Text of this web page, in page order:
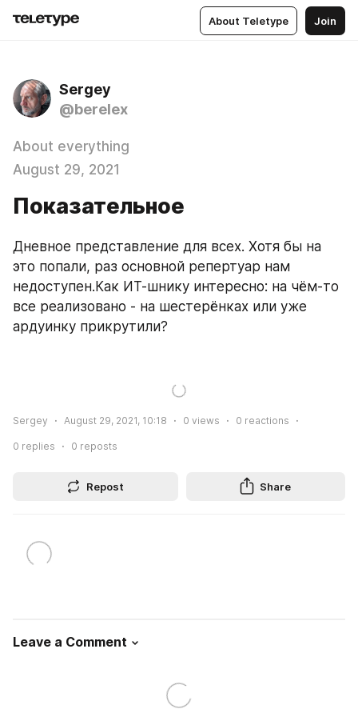
About Teletype Join
Sergey
@berelex
About everything
August 29, 2021
Показательное
Дневное представление для всех. Хотя бы на
это попали, раз основной репертуар нам
недоступен.Как ИТ-шнику интересно: на чём-то
все реализовано - на шестерёнках или уже
ардуинку прикрутили?
Sergey August 29, 2021, 10:18 0 views 0 reactions
0 replies 0 reposts
Repost Share
Leave a Comment